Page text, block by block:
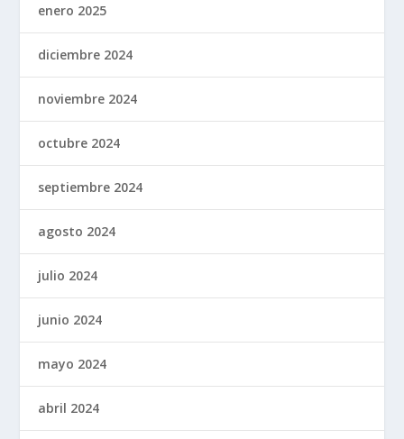
enero 2025
diciembre 2024
noviembre 2024
octubre 2024
septiembre 2024
agosto 2024
julio 2024
junio 2024
mayo 2024
abril 2024